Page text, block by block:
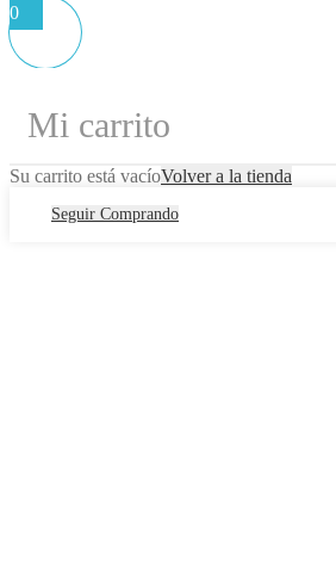
0
Mi carrito
Su carrito está vacíoVolver a la tienda
Seguir Comprando